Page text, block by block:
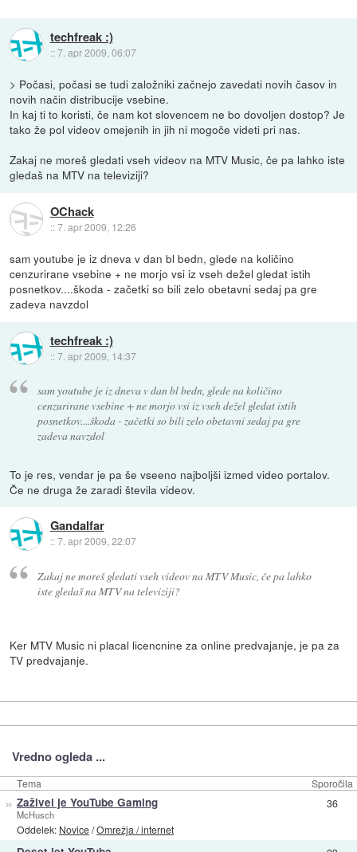
techfreak :)
::7. apr 2009, 06:07
> Počasi, počasi se tudi založniki začnejo zavedati novih časov in
novih način distribucije vsebine.
In kaj ti to koristi, če nam kot slovencem ne bo dovoljen dostop? Je
tako že pol videov omejenih in jih ni mogoče videti pri nas.
Zakaj ne moreš gledati vseh videov na MTV Music, če pa lahko iste
gledaš na MTV na televiziji?
OChack
::7. apr 2009, 12:26
sam youtube je iz dneva v dan bl bedn, glede na količino
cenzurirane vsebine + ne morjo vsi iz vseh dežel gledat istih
posnetkov....škoda - začetki so bili zelo obetavni sedaj pa gre
zadeva navzdol
techfreak :)
::7. apr 2009, 14:37
sam youtube je iz dneva v dan bl bedn, glede na količino
cenzurirane vsebine + ne morjo vsi iz vseh dežel gledat istih
posnetkov....škoda - začetki so bili zelo obetavni sedaj pa gre
zadeva navzdol
To je res, vendar je pa še vseeno najboljši izmed video portalov.
Če ne druga že zaradi števila videov.
Gandalfar
::7. apr 2009, 22:07
Zakaj ne moreš gledati vseh videov na MTV Music, če pa lahko
iste gledaš na MTV na televiziji?
Ker MTV Music ni placal licencnine za online predvajanje, je pa za
TV predvajanje.
Vredno ogleda ...
Tema Sporočila
» Zaživel je YouTube Gaming
McHusch
Oddelek: Novice/Omrežja / internet
36